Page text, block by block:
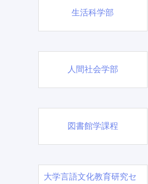
生活科学部
人間社会学部
図書館学課程
大学言語文化教育研究セ